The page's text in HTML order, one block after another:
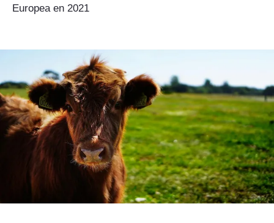
Tecnología
Agenda
Regionales
Clima
Agronegocios
Mercados
Seguinos
Europea en 2021